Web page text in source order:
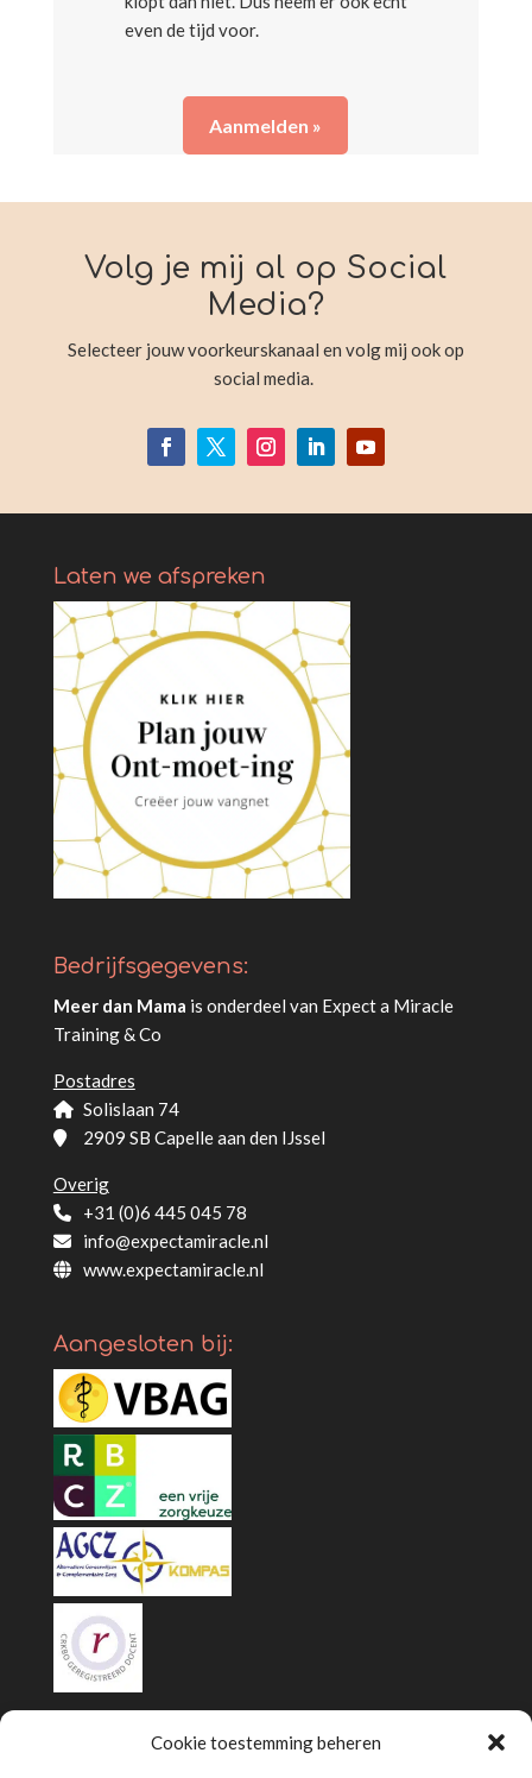
Cookie toestemming beheren
even de tijd voor.
Aanmelden »
Volg je mij al op Social
Media?
Selecteer jouw voorkeurskanaal en volg mij ook op
social media.
Laten we afspreken
Bedrijfsgegevens:
Meer dan Mama is onderdeel van Expect a Miracle
Training & Co
Postadres
Solislaan 74
2909 SB Capelle aan den IJssel
Overig
+31 (0)6 445 045 78
info@expectamiracle.nl
www.expectamiracle.nl
Aangesloten bij: